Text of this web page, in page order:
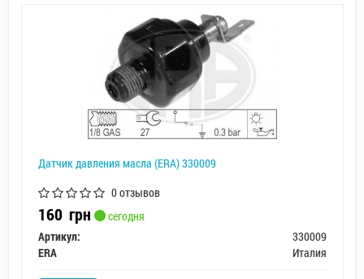
Датчик давления масла (ERA) 330009
0 отзывов
160 грн
сегодня
Артикул:
330009
ERA
Италия